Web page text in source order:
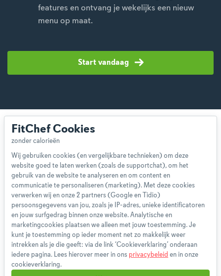
features en ontvang je wekelijks een nieuw
menu op maat.
Start vandaag
Over ons
Team
App
Blog
Disclaimer
Gebruikersvoorwaarden
Methodologie
Privacybeleid
Cookieverklaring
FitChef Cookies
Wij gebruiken cookies (en vergelijkbare technieken) om deze
website goed te laten werken (zoals de supportchat), om het
gebruik van de website te analyseren en om content en
communicatie te personaliseren (marketing). Met deze cookies
verwerken wij en onze 2 partners (Google en Tidio)
persoonsgegevens van jou, zoals je IP-adres, unieke identificatoren
en jouw surfgedrag binnen onze website. Analytische en
marketingcookies plaatsen we alleen met jouw toestemming. Je
kunt je toestemming op ieder moment net zo makkelijk weer
intrekken als je die geeft: via de link ‘Cookieverklaring’ onderaan
iedere pagina. Lees hierover meer in ons privacybeleid en in onze
cookieverklaring.